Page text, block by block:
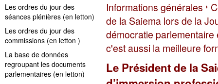
Les ordres du jour des
séances plénières (en letton)
Les ordres du jour des
commissions (en letton )
La base de données
regroupant les documents
parlementaires (en letton)
Informations générales
de la Saiema lors de la
démocratie
c'est aussi la meilleure
Le Président de la